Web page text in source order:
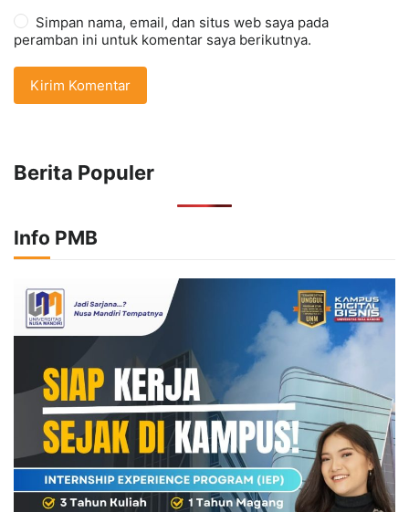
Simpan nama, email, dan situs web saya pada
peramban ini untuk komentar saya berikutnya.
Berita Populer
Info PMB